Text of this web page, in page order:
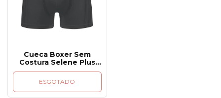
Cueca Boxer Sem
Costura Selene Plus
Size 11170
ESGOTADO